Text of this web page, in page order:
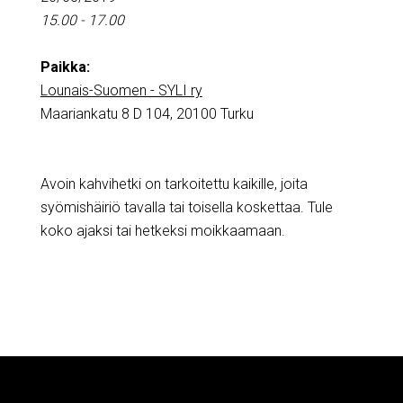
15.00 - 17.00
Paikka:
Lounais-Suomen - SYLI ry
Maariankatu 8 D 104, 20100 Turku
Avoin kahvihetki on tarkoitettu kaikille, joita
syömishäiriö tavalla tai toisella koskettaa. Tule
koko ajaksi tai hetkeksi moikkaamaan.